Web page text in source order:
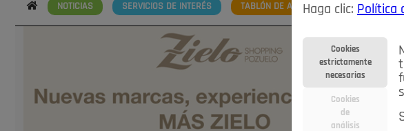
NOTICIAS SERVICIOS DE INTERÉS TABLÓN DE ANUNCIOS MIS
Haga clic: Política
Cookies
estrictamente
necesarias
Cookies
de
análisis